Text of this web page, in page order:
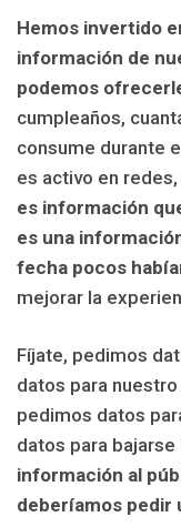
Hemos invertido
información de
podemos
cumpleaños,
consume durante
es activo en
es información
es una
fecha pocos
mejorar la
Fíjate, pedimos
datos para
pedimos datos
datos para
información al
deberíamos pedir